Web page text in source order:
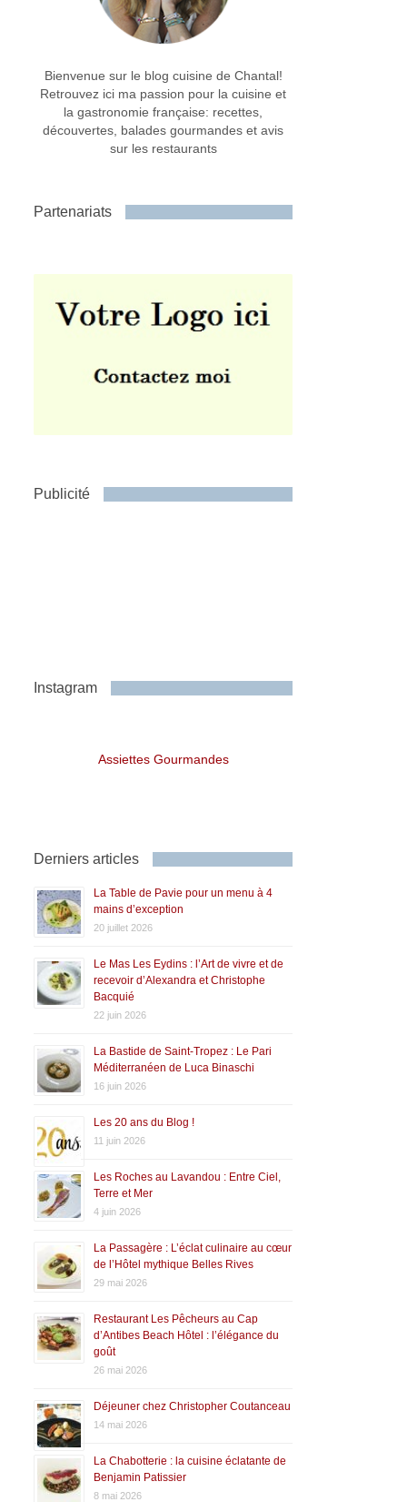
Bienvenue sur le blog cuisine de Chantal!
Retrouvez ici ma passion pour la cuisine et
la gastronomie française: recettes,
découvertes, balades gourmandes et avis
sur les restaurants
Partenariats
Publicité
Instagram
Assiettes Gourmandes
Derniers articles
La Table de Pavie pour un menu à 4
mains d’exception
20 juillet 2026
Le Mas Les Eydins : l’Art de vivre et de
recevoir d’Alexandra et Christophe
Bacquié
22 juin 2026
La Bastide de Saint-Tropez : Le Pari
Méditerranéen de Luca Binaschi
16 juin 2026
Les 20 ans du Blog !
11 juin 2026
Les Roches au Lavandou : Entre Ciel,
Terre et Mer
4 juin 2026
La Passagère : L’éclat culinaire au cœur
de l’Hôtel mythique Belles Rives
29 mai 2026
Restaurant Les Pêcheurs au Cap
d’Antibes Beach Hôtel : l’élégance du
goût
26 mai 2026
Déjeuner chez Christopher Coutanceau
14 mai 2026
La Chabotterie : la cuisine éclatante de
Benjamin Patissier
8 mai 2026